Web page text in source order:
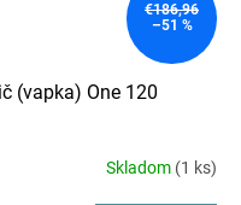
€186,96
–51 %
(vapka) One 120
Skladom (1 ks)